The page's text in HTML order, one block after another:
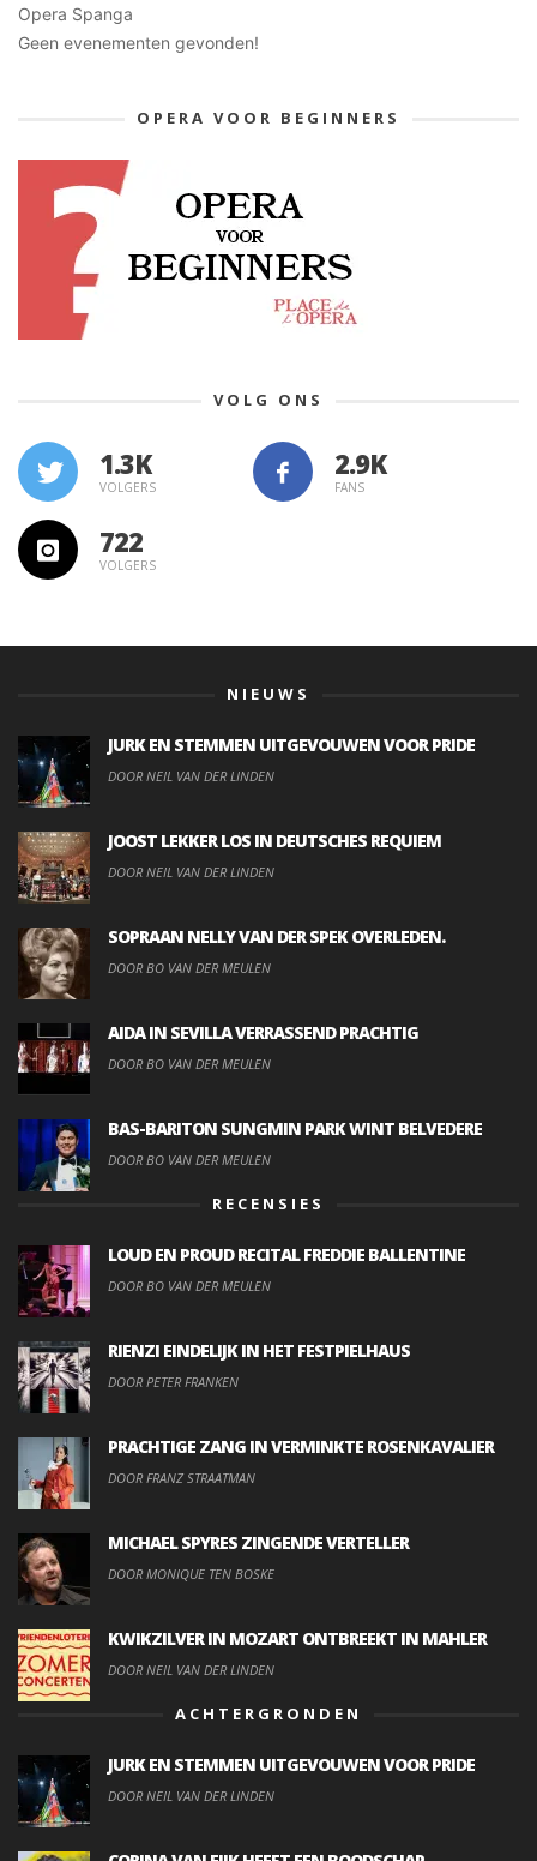
Opera Spanga
Geen evenementen gevonden!
OPERA VOOR BEGINNERS
VOLG ONS
1.3K
VOLGERS FANS
722
VOLGERS
NIEUWS
JURK EN STEMMEN UITGEVOUWEN VOOR PRIDE
DOOR NEIL VAN DER LINDEN
JOOST LEKKER LOS IN DEUTSCHES REQUIEM
DOOR NEIL VAN DER LINDEN
SOPRAAN NELLY VAN DER SPEK OVERLEDEN.
DOOR BO VAN DER MEULEN
AIDA IN SEVILLA VERRASSEND PRACHTIG
DOOR BO VAN DER MEULEN
BAS-BARITON SUNGMIN PARK WINT BELVEDERE
DOOR BO VAN DER MEULEN
RECENSIES
LOUD EN PROUD RECITAL FREDDIE BALLENTINE
DOOR BO VAN DER MEULEN
RIENZI EINDELIJK IN HET FESTPIELHAUS
DOOR PETER FRANKEN
PRACHTIGE ZANG IN VERMINKTE ROSENKAVALIER
DOOR FRANZ STRAATMAN
MICHAEL SPYRES ZINGENDE VERTELLER
DOOR MONIQUE TEN BOSKE
KWIKZILVER IN MOZART ONTBREEKT IN MAHLER
DOOR NEIL VAN DER LINDEN
ACHTERGRONDEN
JURK EN STEMMEN UITGEVOUWEN VOOR PRIDE
DOOR NEIL VAN DER LINDEN